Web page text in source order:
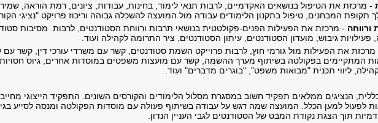
- מרכזת את הטיפול בנושאים האקדמיים, לרבות תנאי לימוד, בחינות, עבודות, ציונים, רמת הוראה,
תקופת המבחנים, טיפול בתקנון הלימודים עבודה מול המועצה להשכלה גבוהה וריכוז פרויקט "נציגי
ורווחה - מרכזת את הפעילות הפנים-פקולטטית בנושאי תרבות ורווחת הסטודנטים, לרבות מסיבות
גיבוש, מועדון הסטודנטים, עיתון הסטודנטים, ציר התרומה לקהילה ועוד.
מרכזת את הפעילות מול גורמי חוץ, לרבות פרוייקט השמת סטודנטים, קשר עם משרדי עורכי דין, קשר עם
המתקיימים בפקולטה בשיתוף מערך ההשמה, קשר עם מועצות משפטים במוסדות אחרים, גיוס חסויות,
ליווי תכנית "מבואות משפט", "בוגרים מדברים" ועוד.
הנציגים ממלאים תפקיד חשוב במסגרת מסלול הלימודים והקורסים השונים. התפקיד הייצוגי
לפעול למען הכלל. המועצה שמה דגש על עבודה בשיתוף פעולה עם מוסדות הפקולטה ומנסה לסייע
תוך הצגת נקודת המבט של הסטודנטים לגבי העניין הנדון.